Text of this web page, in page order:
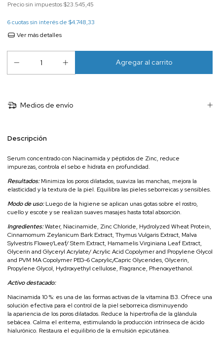
Precio sin impuestos$23.545,45
6cuotas sin interés de $4.748,33
Ver más detalles
Medios de envío
Descripción
Serum concentrado con Niacinamida y péptidos de Zinc, reduce
impurezas, controla el sebo e hidrata en profundidad.
Resultados:Minimiza los poros dilatados, suaviza las manchas, mejora la
elasticidad y la textura de la piel. Equilibra las pieles seborreicas y sensibles.
Modo de uso:Luego de la higiene se aplican unas gotas sobre el rostro,
cuello y escote y se realizan suaves masajes hasta total absorción.
Ingredientes:Water, Niacinamide, Zinc Chloride, Hydrolyzed Wheat Protein,
Cinnamomum Zeylanicum Bark Extract, Thymus Vulgaris Extract, Malva
Sylvestris Flower/Leaf/ Stem Extract, Hamamelis Virginiana Leaf Extract,
Glycerin and Glyceryl Acrylate/ Acrylic Acid Copolymer and Propylene Glycol
and PVM MA Copolymer PEG-6 Caprylic/Capric Glycerides, Glycerin,
Propylene Glycol, Hydroxyethyl cellulose, Fragrance, Phenoxyethanol.
Activo destacado:
Niacinamida 10 %: es una de las formas activas de la vitamina B3. Ofrece una
solución efectiva para el control de la piel seborreica disminuyendo
la apariencia de los poros dilatados. Reduce la hipertrofia de la glándula
sebácea. Calma el eritema, estimulando la producción intrínseca de ácido
hialurónico. Restaura el equilibrio de la emulsión epicutánea.